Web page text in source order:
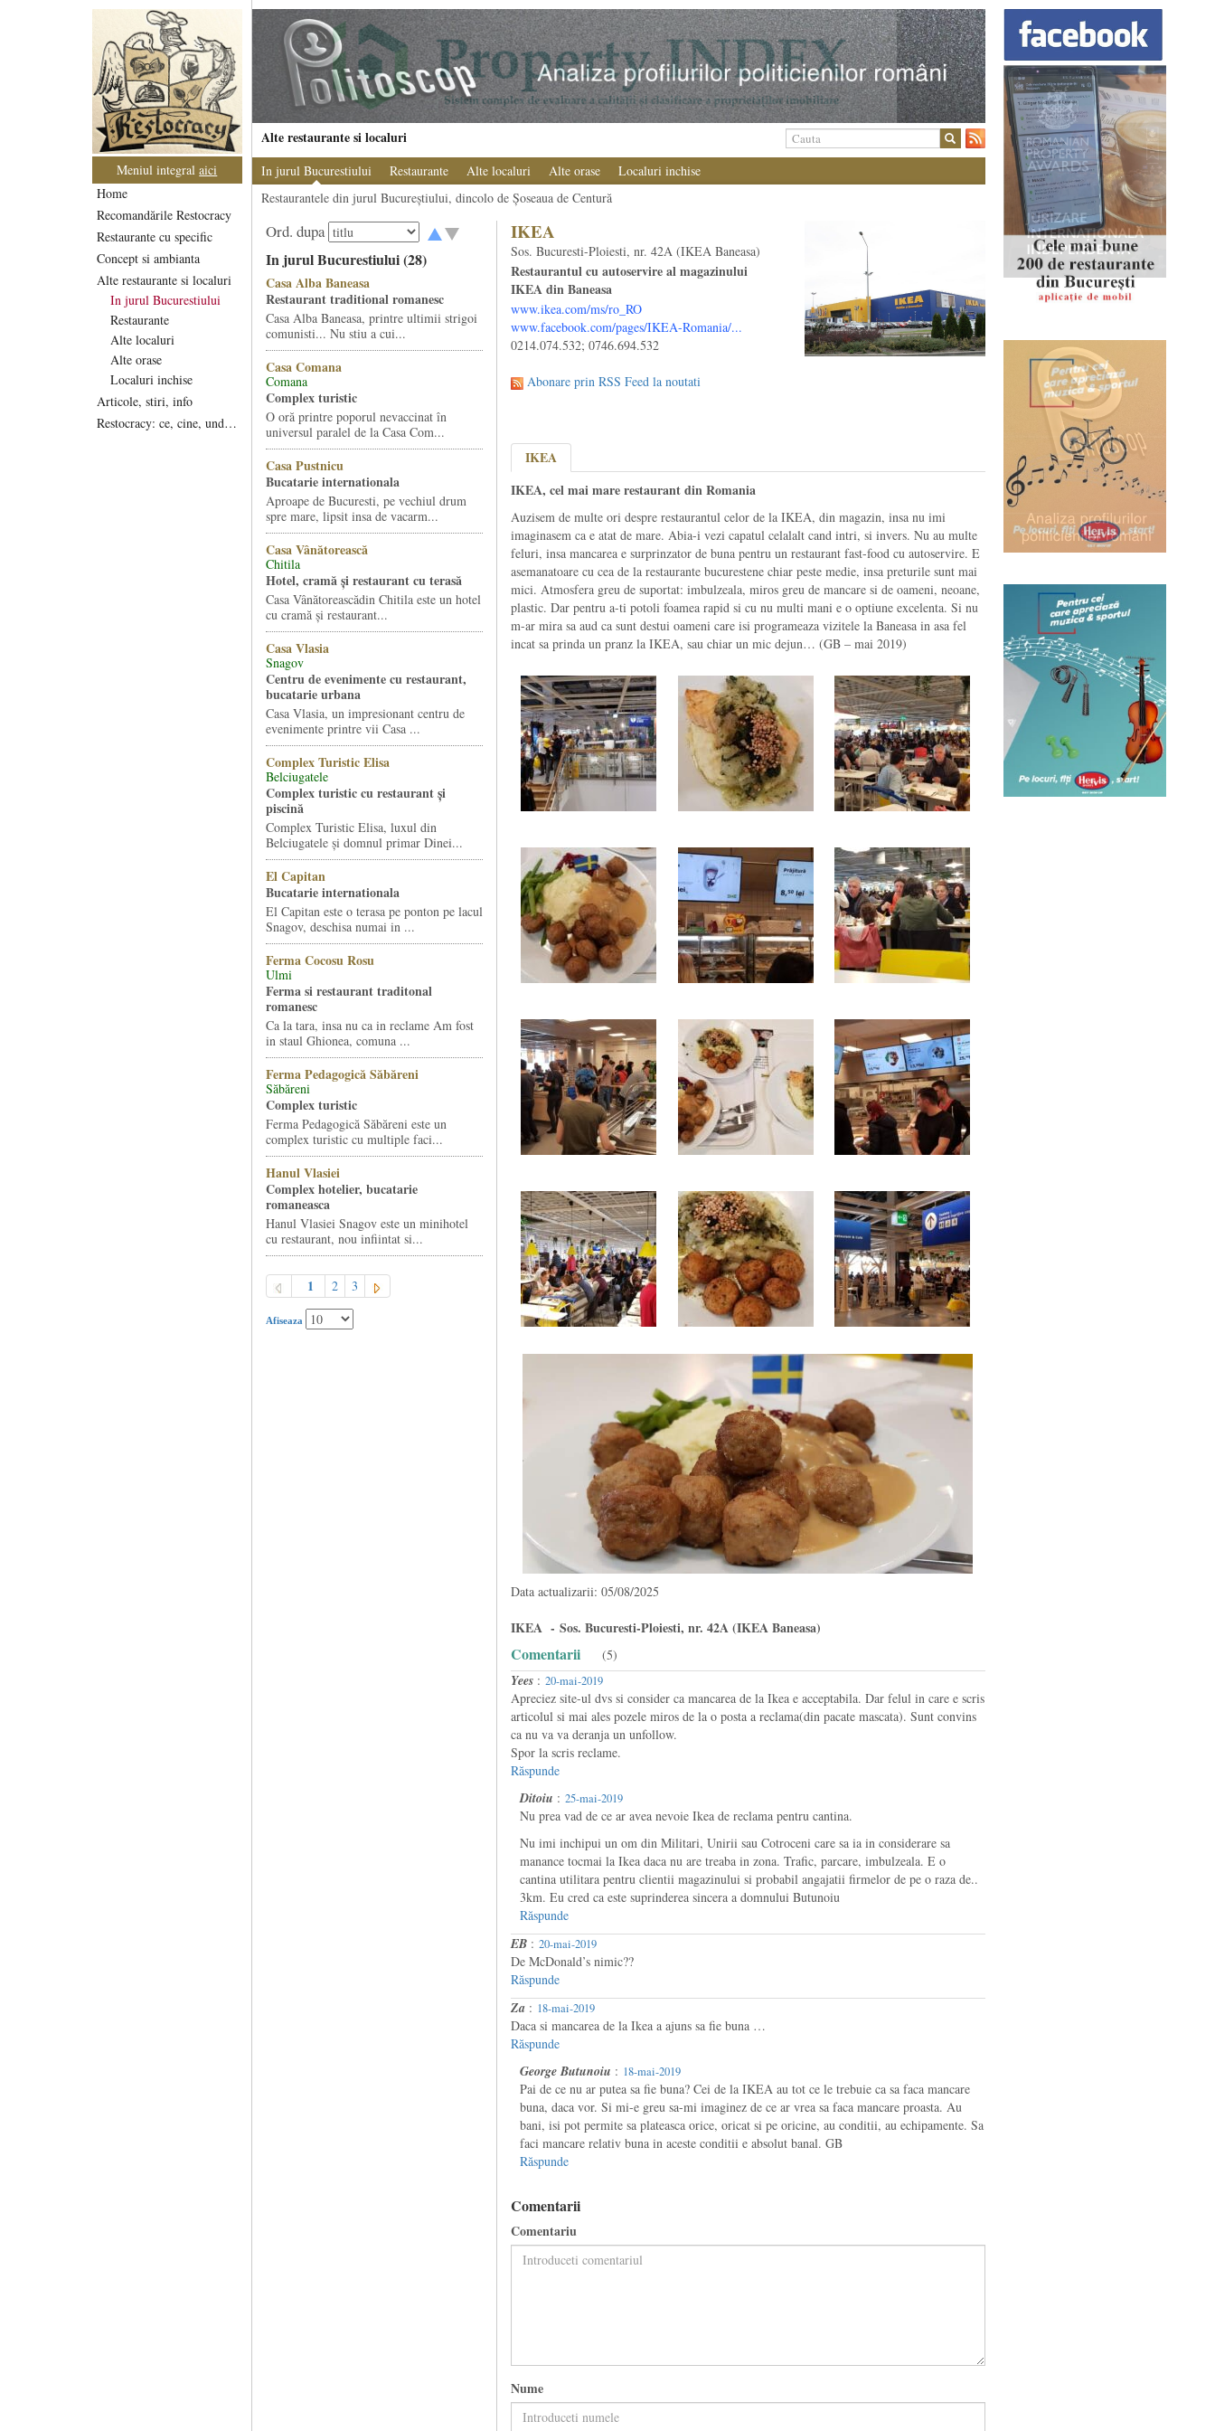
Meniul integralaici
Home
Recomandările Restocracy
Restaurante cu specific
Concept si ambianta
Alte restaurante si localuri
In jurul Bucurestiului
Restaurante
Alte localuri
Alte orase
Localuri inchise
Articole, stiri, info
Restocracy: ce, cine, unde...
Alte restaurante si localuri
In jurul Bucurestiului Restaurante Alte localuri Alte orase
Localuri inchise
Restaurantele din jurul Bucureștiului, dincolo de Șoseaua de Centură
Ord. dupa
In jurul Bucurestiului (28)
Casa Alba Baneasa
Restaurant traditional romanesc
Casa Alba Baneasa, printre ultimii strigoi
comunisti... Nu stiu a cui...
Casa Comana
Comana
Complex turistic
O oră printre poporul nevaccinat în
universul paralel de la Casa Com...
Casa Pustnicu
Bucatarie internationala
Aproape de Bucuresti, pe vechiul drum
spre mare, lipsit insa de vacarm...
Casa Vânătorească
Chitila
Hotel, cramă și restaurant cu terasă
Casa Vânătoreascădin Chitila este un hotel
cu cramă și restaurant...
Casa Vlasia
Snagov
Centru de evenimente cu restaurant,
bucatarie urbana
Casa Vlasia, un impresionant centru de
evenimente printre vii Casa ...
Complex Turistic Elisa
Belciugatele
Complex turistic cu restaurant și
piscină
Complex Turistic Elisa, luxul din
Belciugatele și domnul primar Dinei...
El Capitan
Bucatarie internationala
El Capitan este o terasa pe ponton pe lacul
Snagov, deschisa numai in ...
Ferma Cocosu Rosu
Ulmi
Ferma si restaurant traditonal
romanesc
Ca la tara, insa nu ca in reclame Am fost
in staul Ghionea, comuna ...
Ferma Pedagogică Săbăreni
Săbăreni
Complex turistic
Ferma Pedagogică Săbăreni este un
complex turistic cu multiple faci...
Hanul Vlasiei
Complex hotelier, bucatarie
romaneasca
Hanul Vlasiei Snagov este un minihotel
cu restaurant, nou infiintat si...
1 2 3
Afiseaza
IKEA
Sos. Bucuresti-Ploiesti, nr. 42A (IKEA Baneasa)
Restaurantul cu autoservire al magazinului
IKEA din Baneasa
www.ikea.com/ms/ro_RO
www.facebook.com/pages/IKEA-Romania/...
0214.074.532; 0746.694.532
Abonare prin RSS Feed la noutati
IKEA
IKEA, cel mai mare restaurant din Romania
Auzisem de multe ori despre restaurantul celor de la IKEA, din magazin, insa nu imi
imaginasem ca e atat de mare. Abia-i vezi capatul celalalt cand intri, si invers. Nu au multe
feluri, insa mancarea e surprinzator de buna pentru un restaurant fast-food cu autoservire. E
asemanatoare cu cea de la restaurante bucurestene chiar peste medie, insa preturile sunt mai
mici. Atmosfera greu de suportat: imbulzeala, miros greu de mancare si de oameni, neoane,
plastic. Dar pentru a-ti potoli foamea rapid si cu nu multi mani e o optiune excelenta. Si nu
m-ar mira sa aud ca sunt destui oameni care isi programeaza vizitele la Baneasa in asa fel
incat sa prinda un pranz la IKEA, sau chiar un mic dejun… (GB – mai 2019)
Data actualizarii: 05/08/2025
IKEA - Sos. Bucuresti-Ploiesti, nr. 42A (IKEA Baneasa)
Comentarii (5)
Yees: 20-mai-2019
Apreciez site-ul dvs si consider ca mancarea de la Ikea e acceptabila. Dar felul in care e scris
articolul si mai ales pozele miros de la o posta a reclama(din pacate mascata). Sunt convins
ca nu va va deranja un unfollow.
Spor la scris reclame.
Răspunde
Ditoiu : 25-mai-2019
Nu prea vad de ce ar avea nevoie Ikea de reclama pentru cantina.
Nu imi inchipui un om din Militari, Unirii sau Cotroceni care sa ia in considerare sa
manance tocmai la Ikea daca nu are treaba in zona. Trafic, parcare, imbulzeala. E o
cantina utilitara pentru clientii magazinului si probabil angajatii firmelor de pe o raza de..
3km. Eu cred ca este suprinderea sincera a domnului Butunoiu
Răspunde
EB: 20-mai-2019
De McDonald’s nimic??
Răspunde
Za: 18-mai-2019
Daca si mancarea de la Ikea a ajuns sa fie buna …
Răspunde
George Butunoiu : 18-mai-2019
Pai de ce nu ar putea sa fie buna? Cei de la IKEA au tot ce le trebuie ca sa faca mancare
buna, daca vor. Si mi-e greu sa-mi imaginez de ce ar vrea sa faca mancare proasta. Au
bani, isi pot permite sa plateasca orice, oricat si pe oricine, au conditii, au echipamente. Sa
faci mancare relativ buna in aceste conditii e absolut banal. GB
Răspunde
Comentarii
Comentariu
Nume